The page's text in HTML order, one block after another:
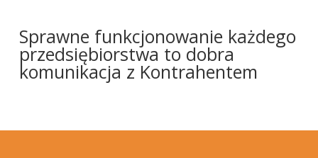
Sprawne funkcjonowanie każdego
przedsiębiorstwa to dobra
komunikacja z Kontrahentem